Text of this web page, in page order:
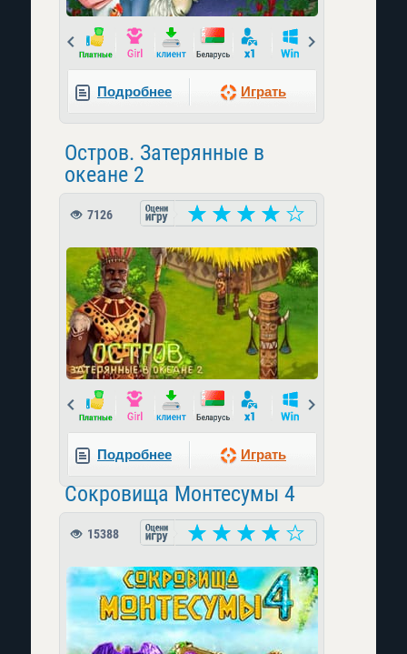
Prev
Подробнее Играть
Остров. Затерянные в
океане 2
7126
Prev
Подробнее Играть
Сокровища Монтесумы 4
15388